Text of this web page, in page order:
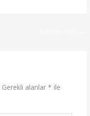
Gerekli alanlar * ile